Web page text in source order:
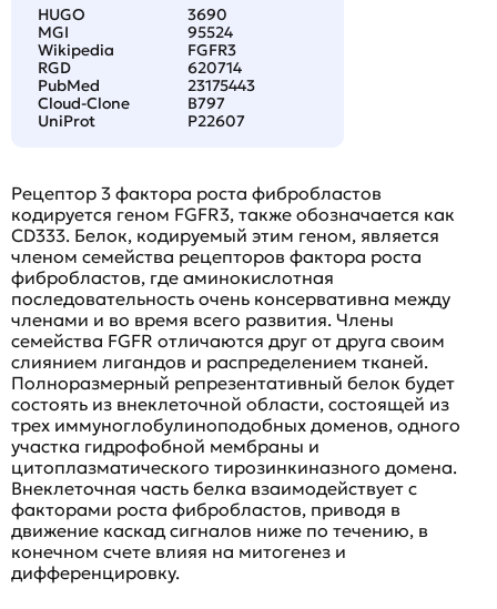
HUGO
3690
MGI
95524
Wikipedia
FGFR3
RGD
620714
PubMed
23175443
Cloud-Clone
B797
UniProt
P22607
Рецептор 3 фактора роста фибробластов
кодируется геном FGFR3, также обозначается как
CD333. Белок, кодируемый этим геном, является
членом семейства рецепторов фактора роста
фибробластов, где аминокислотная
последовательность очень консервативна между
членами и во время всего развития. Члены
семейства FGFR отличаются друг от друга своим
слиянием лигандов и распределением тканей.
Полноразмерный репрезентативный белок будет
состоять из внеклеточной области, состоящей из
трех иммуноглобулиноподобных доменов, одного
участка гидрофобной мембраны и
цитоплазматического тирозинкиназного домена.
Внеклеточная часть белка взаимодействует с
факторами роста фибробластов, приводя в
движение каскад сигналов ниже по течению, в
конечном счете влияя на митогенез и
дифференцировку.